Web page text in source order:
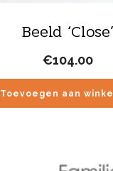
Beeld ‘Close’
€104.00
Toevoegen aan